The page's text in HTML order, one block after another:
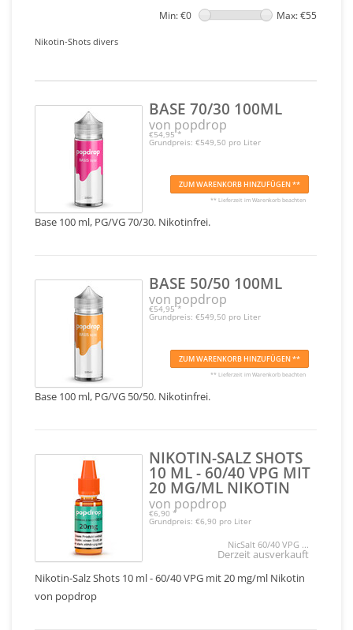
Min: €0 Max: €55
Nikotin-Shots divers
BASE 70/30 100ML
von popdrop
€54,95 *
Grundpreis: €549,50 pro Liter
ZUM WARENKORB HINZUFÜGEN **
** Lieferzeit im Warenkorb beachten
Base 100 ml, PG/VG 70/30. Nikotinfrei.
BASE 50/50 100ML
von popdrop
€54,95 *
Grundpreis: €549,50 pro Liter
ZUM WARENKORB HINZUFÜGEN **
** Lieferzeit im Warenkorb beachten
Base 100 ml, PG/VG 50/50. Nikotinfrei.
NIKOTIN-SALZ SHOTS
10 ML - 60/40 VPG MIT
20 MG/ML NIKOTIN
von popdrop
€6,90 *
Grundpreis: €6,90 pro Liter
NicSalt 60/40 VPG ...
Derzeit ausverkauft
Nikotin-Salz Shots 10 ml - 60/40 VPG mit 20 mg/ml Nikotin
von popdrop